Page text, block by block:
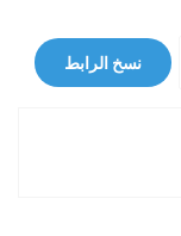
نسخ الرابط